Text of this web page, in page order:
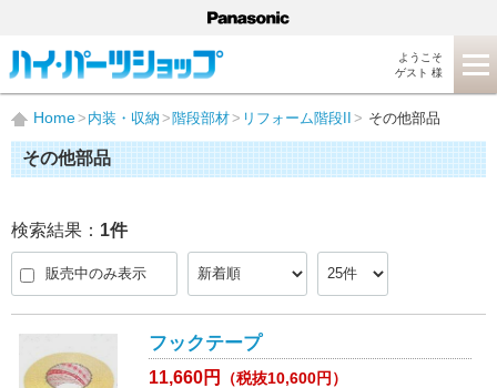
ようこそ
ゲスト 様
Home 内装・収納 階段部材 リフォーム階段II その他部品
その他部品
検索結果： 1件
販売中のみ表示
フックテープ
11,660円 （税抜10,600円）